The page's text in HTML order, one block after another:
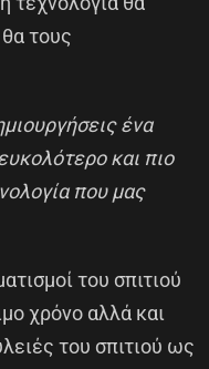
τους
ένα
και πιο
που μας
του σπιτιού
χρόνο αλλά και
του σπιτιού ως